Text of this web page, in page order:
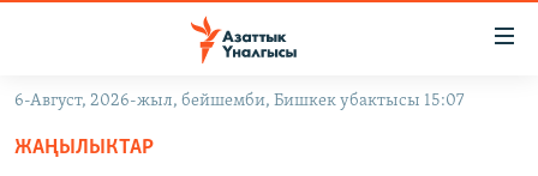
Навигацияга
өтүңүз
6-Август, 2026-жыл, бейшемби, Бишкек убактысы 15:07
ЖАҢЫЛЫКТАР